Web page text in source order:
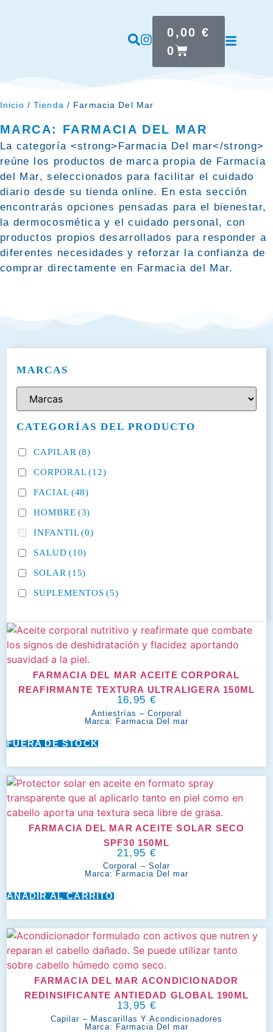
0,00€
0
Inicio /Tienda / Farmacia Del Mar
MARCA: FARMACIA DEL MAR
La categoría <strong>Farmacia Del mar</strong>
reúne los productos de marca propia de Farmacia
del Mar, seleccionados para facilitar el cuidado
diario desde su tienda online. En esta sección
encontrarás opciones pensadas para el bienestar,
la dermocosmética y el cuidado personal, con
productos propios desarrollados para responder a
diferentes necesidades y reforzar la confianza de
comprar directamente en Farmacia del Mar.
MARCAS
CATEGORÍAS DEL PRODUCTO
CAPILAR (8)
CORPORAL (12)
FACIAL (48)
HOMBRE (3)
INFANTIL (0)
SALUD (10)
SOLAR (15)
SUPLEMENTOS (5)
FARMACIA DEL MAR ACEITE CORPORAL
REAFIRMANTE TEXTURA ULTRALIGERA 150ML
16,95 €
Antiestrías –Corporal
Marca: Farmacia Del mar
FUERA DE STOCK
FARMACIA DEL MAR ACEITE SOLAR SECO
SPF30 150ML
21,95 €
Corporal – Solar
Marca: Farmacia Del mar
AÑADIR AL CARRITO
FARMACIA DEL MAR ACONDICIONADOR
REDINSIFICANTE ANTIEDAD GLOBAL 190ML
13,95 €
Capilar – Mascarillas Y Acondicionadores
Marca: Farmacia Del mar